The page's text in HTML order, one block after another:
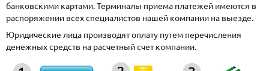
банковскими картами. Терминалы приема платежей имеются в
распоряжении всех специалистов нашей компании на выезде.
Юридические лица производят оплату путем перечисления
денежных средств на расчетный счет компании.